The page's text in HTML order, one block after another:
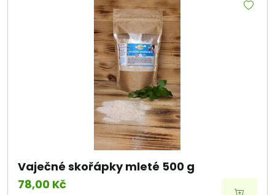
Vaječné skořápky mleté 500 g
78,00 Kč